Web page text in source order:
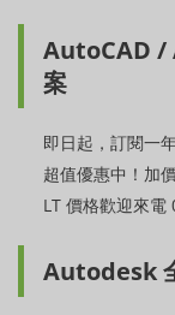
AutoCAD /
案
即日起，訂閱一
超值優惠中！加
LT 價格歡迎來電
Autodesk